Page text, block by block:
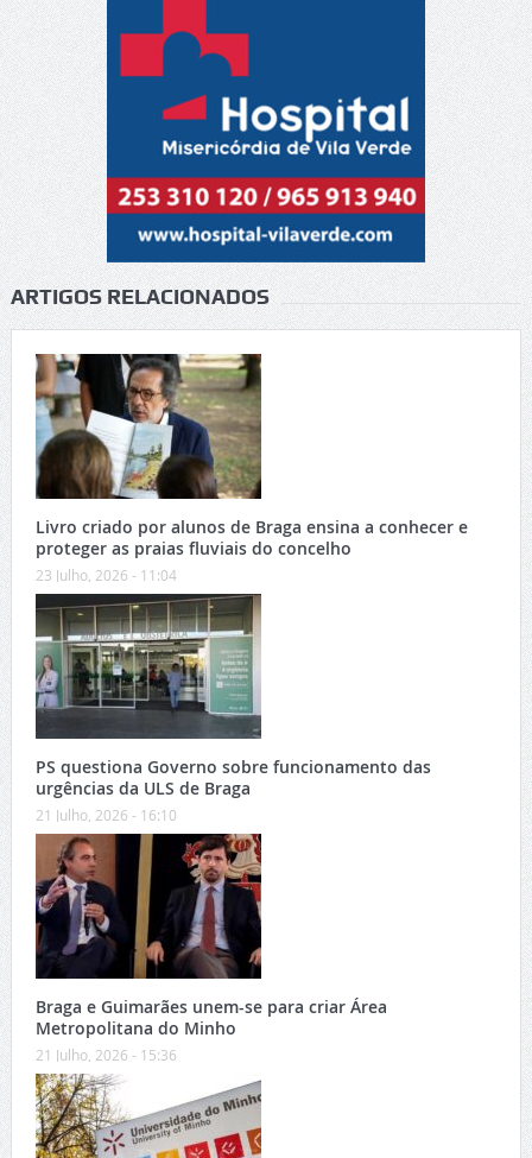
ARTIGOS RELACIONADOS
Livro criado por alunos de Braga ensina a conhecer e
proteger as praias fluviais do concelho
23 Julho, 2026 - 11:04
PS questiona Governo sobre funcionamento das
urgências da ULS de Braga
21 Julho, 2026 - 16:10
Braga e Guimarães unem-se para criar Área
Metropolitana do Minho
21 Julho, 2026 - 15:36